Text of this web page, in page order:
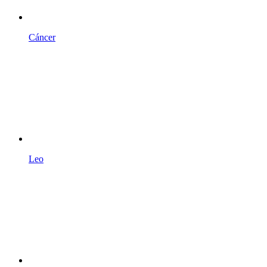
Cáncer
Leo